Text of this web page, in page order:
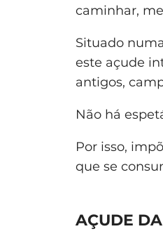
caminhar,
Situado
este açude
antigos,
Não há
Por isso,
que se
AÇUDE